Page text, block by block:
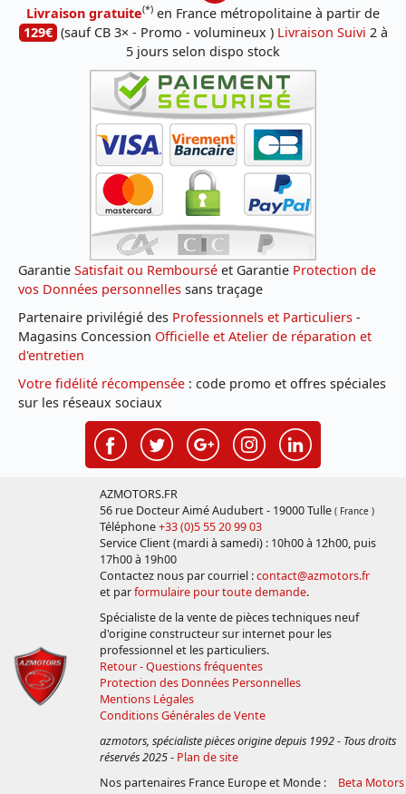
Livraison gratuite(*) en France métropolitaine à partir de
129€ (sauf CB 3× - Promo - volumineux ) Livraison Suivi 2 à
5 jours selon dispo stock
Garantie Satisfait ou Remboursé et Garantie Protection de
vos Données personnelles sans traçage
Partenaire privilégié des Professionnels et Particuliers -
Magasins Concession Officielle et Atelier de réparation et
d'entretien
Votre fidélité récompensée : code promo et offres spéciales
sur les réseaux sociaux
AZMOTORS.FR
56 rue Docteur Aimé Audubert - 19000 Tulle ( France )
Téléphone+33 (0)5 55 20 99 03
Service Client (mardi à samedi) : 10h00 à 12h00, puis
17h00 à 19h00
Contactez nous par courriel :contact@azmotors.fr
et parformulaire pour toute demande.
Spécialiste de la vente de pièces techniques neuf
d'origine constructeur sur internet pour les
professionnel et les particuliers.
Retour - Questions fréquentes
Protection des Données Personnelles
Mentions Légales
Conditions Générales de Vente
azmotors, spécialiste pièces origine depuis 1992 - Tous droits
réservés 2025- Plan de site
Nos partenaires France Europe et Monde :
Beta Motors